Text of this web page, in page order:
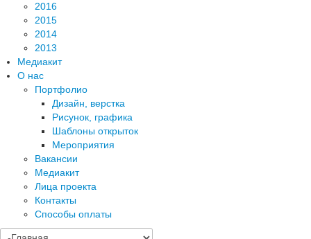
2016
2015
2014
2013
Медиакит
О нас
Портфолио
Дизайн, верстка
Рисунок, графика
Шаблоны открыток
Мероприятия
Вакансии
Медиакит
Лица проекта
Контакты
Способы оплаты